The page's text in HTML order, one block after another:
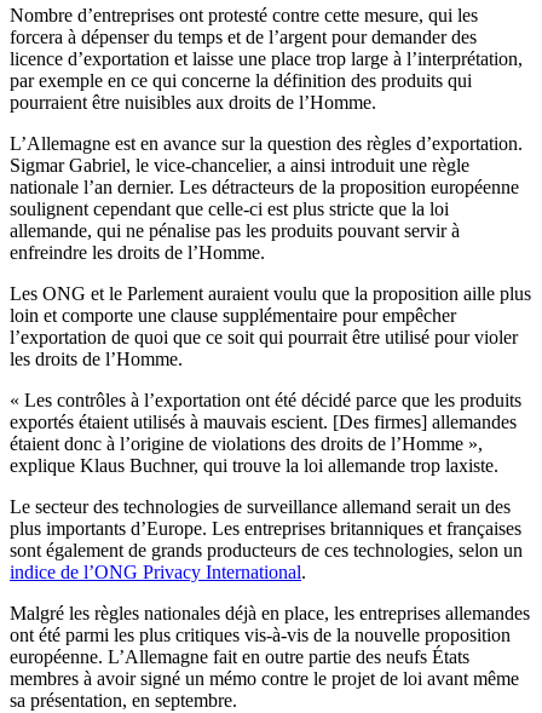
Nombre d’entreprises ont protesté contre cette mesure, qui les
forcera à dépenser du temps et de l’argent pour demander des
licence d’exportation et laisse une place trop large à l’interprétation,
par exemple en ce qui concerne la définition des produits qui
pourraient être nuisibles aux droits de l’Homme.
L’Allemagne est en avance sur la question des règles d’exportation.
Sigmar Gabriel, le vice-chancelier, a ainsi introduit une règle
nationale l’an dernier. Les détracteurs de la proposition européenne
soulignent cependant que celle-ci est plus stricte que la loi
allemande, qui ne pénalise pas les produits pouvant servir à
enfreindre les droits de l’Homme.
Les ONG et le Parlement auraient voulu que la proposition aille plus
loin et comporte une clause supplémentaire pour empêcher
l’exportation de quoi que ce soit qui pourrait être utilisé pour violer
les droits de l’Homme.
« Les contrôles à l’exportation ont été décidé parce que les produits
exportés étaient utilisés à mauvais escient. [Des firmes] allemandes
étaient donc à l’origine de violations des droits de l’Homme »,
explique Klaus Buchner, qui trouve la loi allemande trop laxiste.
Le secteur des technologies de surveillance allemand serait un des
plus importants d’Europe. Les entreprises britanniques et françaises
sont également de grands producteurs de ces technologies, selon un
indice de l’ONG Privacy International.
Malgré les règles nationales déjà en place, les entreprises allemandes
ont été parmi les plus critiques vis-à-vis de la nouvelle proposition
européenne. L’Allemagne fait en outre partie des neufs États
membres à avoir signé un mémo contre le projet de loi avant même
sa présentation, en septembre.